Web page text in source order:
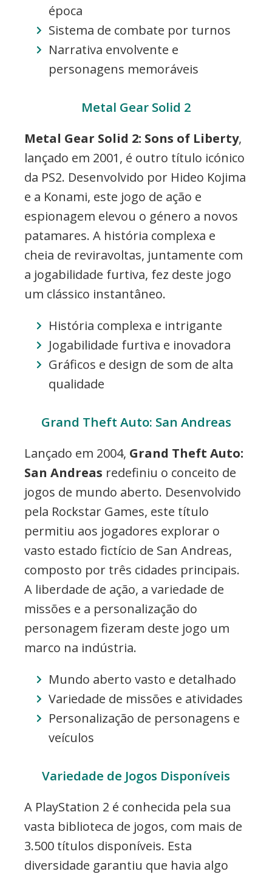
época
Sistema de combate por turnos
Narrativa envolvente e
personagens memoráveis
Metal Gear Solid 2
Metal Gear Solid 2: Sons of Liberty,
lançado em 2001, é outro título icónico
da PS2. Desenvolvido por Hideo Kojima
e a Konami, este jogo de ação e
espionagem elevou o género a novos
patamares. A história complexa e
cheia de reviravoltas, juntamente com
a jogabilidade furtiva, fez deste jogo
um clássico instantâneo.
História complexa e intrigante
Jogabilidade furtiva e inovadora
Gráficos e design de som de alta
qualidade
Grand Theft Auto: San Andreas
Lançado em 2004, Grand Theft Auto:
San Andreas redefiniu o conceito de
jogos de mundo aberto. Desenvolvido
pela Rockstar Games, este título
permitiu aos jogadores explorar o
vasto estado fictício de San Andreas,
composto por três cidades principais.
A liberdade de ação, a variedade de
missões e a personalização do
personagem fizeram deste jogo um
marco na indústria.
Mundo aberto vasto e detalhado
Variedade de missões e atividades
Personalização de personagens e
veículos
Variedade de Jogos Disponíveis
A PlayStation 2 é conhecida pela sua
vasta biblioteca de jogos, com mais de
3.500 títulos disponíveis. Esta
diversidade garantiu que havia algo